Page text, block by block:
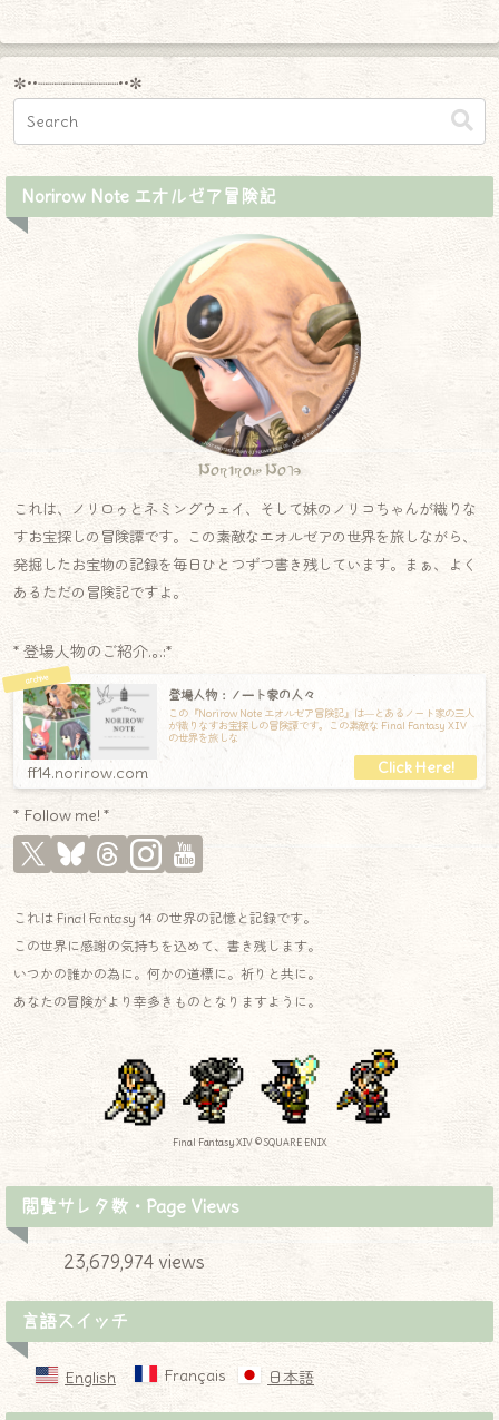
✼••┈┈┈┈┈┈┈┈┈••✼
Norirow Note エオルゼア冒険記
Norirow Note
これは、ノリロゥとネミングウェイ、そして妹のノリコちゃんが織りな
すお宝探しの冒険譚です。この素敵なエオルゼアの世界を旅しながら、
発掘したお宝物の記録を毎日ひとつずつ書き残しています。まぁ、よく
あるただの冒険記ですよ。
* 登場人物のご紹介.｡.:*
登場人物：ノート家の人々
この『Norirow Note エオルゼア冒険記』は―とあるノート家の三人
が織りなすお宝探しの冒険譚です。この素敵な Final Fantasy XIV
の世界を旅しな
ff14.norirow.com
* Follow me! *
これは Final Fantasy 14 の世界の記憶と記録です。
この世界に感謝の気持ちを込めて、書き残します。
いつかの誰かの為に。何かの道標に。祈りと共に。
あなたの冒険がより幸多きものとなりますように。
Final Fantasy XIV © SQUARE ENIX
閲覧サレタ数・Page Views
23,679,974 views
言語スイッチ
English Français 日本語